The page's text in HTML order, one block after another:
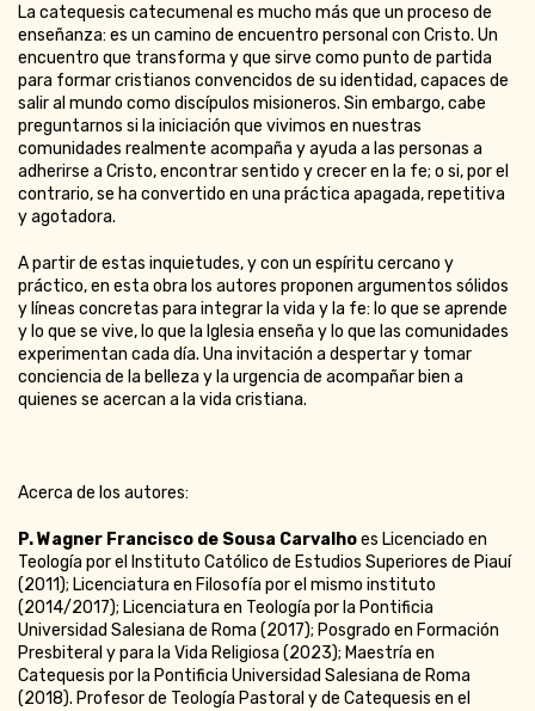
La catequesis catecumenal es mucho más que un proceso de
enseñanza: es un camino de encuentro personal con Cristo. Un
encuentro que transforma y que sirve como punto de partida
para formar cristianos convencidos de su identidad, capaces de
salir al mundo como discípulos misioneros. Sin embargo, cabe
preguntarnos si la iniciación que vivimos en nuestras
comunidades realmente acompaña y ayuda a las personas a
adherirse a Cristo, encontrar sentido y crecer en la fe; o si, por el
contrario, se ha convertido en una práctica apagada, repetitiva
y agotadora.
A partir de estas inquietudes, y con un espíritu cercano y
práctico, en esta obra los autores proponen argumentos sólidos
y líneas concretas para integrar la vida y la fe: lo que se aprende
y lo que se vive, lo que la Iglesia enseña y lo que las comunidades
experimentan cada día. Una invitación a despertar y tomar
conciencia de la belleza y la urgencia de acompañar bien a
quienes se acercan a la vida cristiana.
Acerca de los autores:
P. Wagner Francisco de Sousa Carvalhoes Licenciado en
Teología por el Instituto Católico de Estudios Superiores de Piauí
(2011); Licenciatura en Filosofía por el mismo instituto
(2014/2017); Licenciatura en Teología por la Pontificia
Universidad Salesiana de Roma (2017); Posgrado en Formación
Presbiteral y para la Vida Religiosa (2023); Maestría en
Catequesis por la Pontificia Universidad Salesiana de Roma
(2018). Profesor de Teología Pastoral y de Catequesis en el